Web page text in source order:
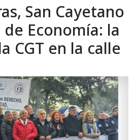
San Cayetano
Economía: la
CGT en la calle